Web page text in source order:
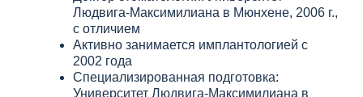
Людвига-Максимилиана в Мюнхене, 2006 г.,
с отличием
Активно занимается имплантологией с
2002 года
Специализированная подготовка:
Университет Людвига-Максимилиана в